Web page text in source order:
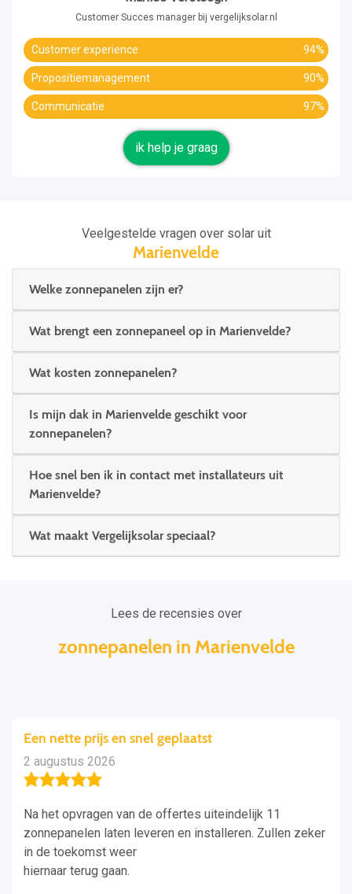
Customer Succes manager bij vergelijksolar.nl
Customer experience 94%
Propositiemanagement 90%
Communicatie 97%
ik help je graag
Veelgestelde vragen over solar uit
Marienvelde
Welke zonnepanelen zijn er?
Wat brengt een zonnepaneel op in Marienvelde?
Wat kosten zonnepanelen?
Is mijn dak in Marienvelde geschikt voor
zonnepanelen?
Hoe snel ben ik in contact met installateurs uit
Marienvelde?
Wat maakt Vergelijksolar speciaal?
Lees de recensies over
zonnepanelen in Marienvelde
Een nette prijs en snel geplaatst
2 augustus 2026
Na het opvragen van de offertes uiteindelijk 11
zonnepanelen laten leveren en installeren. Zullen zeker
in de toekomst weer
hiernaar terug gaan.